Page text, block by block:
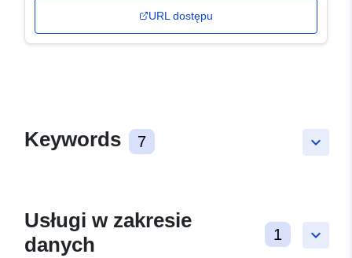
URL dostępu
keyboard_arrow_down
Keywords 7
keyboard_arrow_down
Usługi w zakresie
danych
1